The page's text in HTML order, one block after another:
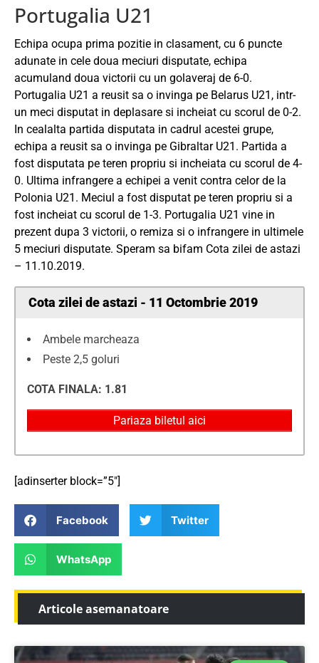
Portugalia U21
Echipa ocupa prima pozitie in clasament, cu 6 puncte
adunate in cele doua meciuri disputate, echipa
acumuland doua victorii cu un golaveraj de 6-0.
Portugalia U21 a reusit sa o invinga pe Belarus U21, intr-
un meci disputat in deplasare si incheiat cu scorul de 0-2.
In cealalta partida disputata in cadrul acestei grupe,
echipa a reusit sa o invinga pe Gibraltar U21. Partida a
fost disputata pe teren propriu si incheiata cu scorul de 4-
0. Ultima infrangere a echipei a venit contra celor de la
Polonia U21. Meciul a fost disputat pe teren propriu si a
fost incheiat cu scorul de 1-3. Portugalia U21 vine in
prezent dupa 3 victorii, o remiza si o infrangere in ultimele
5 meciuri disputate. Speram sa bifam Cota zilei de astazi
– 11.10.2019.
Cota zilei de astazi - 11 Octombrie 2019
Ambele marcheaza
Peste 2,5 goluri
COTA FINALA: 1.81
Pariaza biletul aici
[adinserter block=”5″]
Facebook Twitter
WhatsApp
Articole asemanatoare